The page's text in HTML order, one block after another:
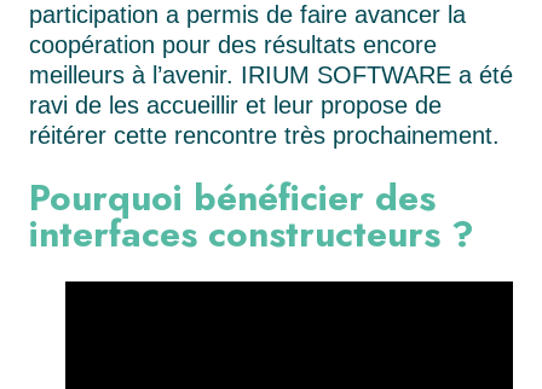
participation a permis de faire avancer la
coopération pour des résultats encore
meilleurs à l’avenir. IRIUM SOFTWARE a été
ravi de les accueillir et leur propose de
réitérer cette rencontre très prochainement.
Pourquoi bénéficier des
interfaces constructeurs ?